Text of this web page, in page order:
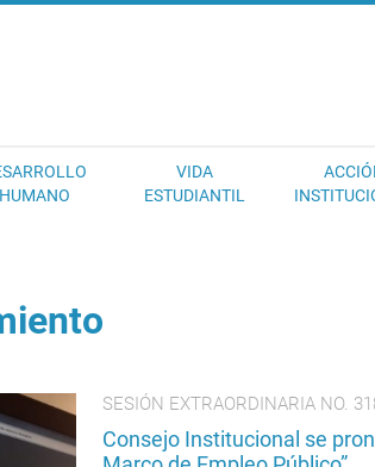
HUMANO
VIDA
ESTUDIANTIL
SESIÓN EXTRAORDINARIA NO.
Consejo Institucional se